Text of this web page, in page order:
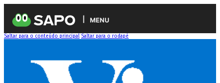
MENU
Saltar para o conteúdo principal Saltar para o rodapé